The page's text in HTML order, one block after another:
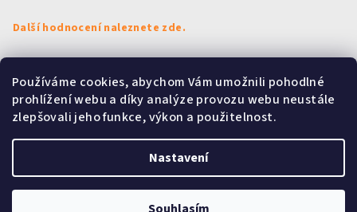
Používáme cookies, abychom Vám umožnili pohodlné
prohlížení webu a díky analýze provozu webu neustále
zlepšovali jeho funkce, výkon a použitelnost.
Nastavení
Další hodnocení naleznete zde.
Přijímáme online platby